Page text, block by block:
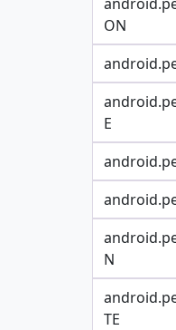
ON
E
N
TE